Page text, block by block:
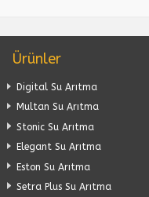
Ürünler
Digital Su Arıtma
Multan Su Arıtma
Stonic Su Arıtma
Elegant Su Arıtma
Eston Su Arıtma
Setra Plus Su Arıtma